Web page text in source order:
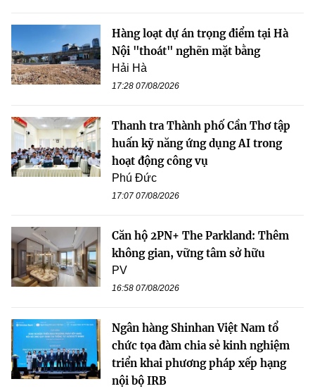
Hàng loạt dự án trọng điểm tại Hà
Nội "thoát" nghẽn mặt bằng
Hải Hà
17:28 07/08/2026
Thanh tra Thành phố Cần Thơ tập
huấn kỹ năng ứng dụng AI trong
hoạt động công vụ
Phú Đức
17:07 07/08/2026
Căn hộ 2PN+ The Parkland: Thêm
không gian, vững tâm sở hữu
PV
16:58 07/08/2026
Ngân hàng Shinhan Việt Nam tổ
chức tọa đàm chia sẻ kinh nghiệm
triển khai phương pháp xếp hạng
nội bộ IRB